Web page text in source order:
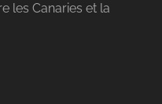
les Canaries et la